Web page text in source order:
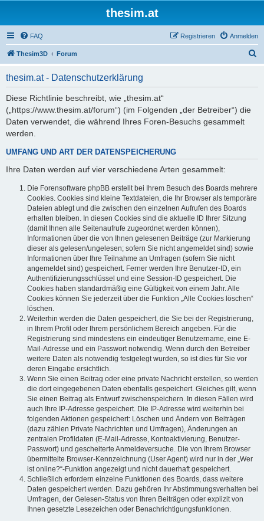
thesim.at
FAQ Anmelden
Registrieren
Thesim3D Forum
thesim.at - Datenschutzerklärung
Diese Richtlinie beschreibt, wie „thesim.at“
(„https://www.thesim.at/forum“) (im Folgenden „der Betreiber“) die
Daten verwendet, die während Ihres Foren-Besuchs gesammelt
werden.
UMFANG UND ART DER DATENSPEICHERUNG
Ihre Daten werden auf vier verschiedene Arten gesammelt:
Die Forensoftware phpBB erstellt bei Ihrem Besuch des Boards mehrere
Cookies. Cookies sind kleine Textdateien, die Ihr Browser als temporäre
Dateien ablegt und die zwischen den einzelnen Aufrufen des Boards
erhalten bleiben. In diesen Cookies sind die aktuelle ID Ihrer Sitzung
(damit Ihnen alle Seitenaufrufe zugeordnet werden können),
Informationen über die von Ihnen gelesenen Beiträge (zur Markierung
dieser als gelesen/ungelesen; sofern Sie nicht angemeldet sind) sowie
Informationen über Ihre Teilnahme an Umfragen (sofern Sie nicht
angemeldet sind) gespeichert. Ferner werden Ihre Benutzer-ID, ein
Authentifizierungsschlüssel und eine Session-ID gespeichert. Die
Cookies haben standardmäßig eine Gültigkeit von einem Jahr. Alle
Cookies können Sie jederzeit über die Funktion „Alle Cookies löschen“
löschen.
Weiterhin werden die Daten gespeichert, die Sie bei der Registrierung,
in Ihrem Profil oder Ihrem persönlichem Bereich angeben. Für die
Registrierung sind mindestens ein eindeutiger Benutzername, eine E-
Mail-Adresse und ein Passwort notwendig. Wenn durch den Betreiber
weitere Daten als notwendig festgelegt wurden, so ist dies für Sie vor
deren Eingabe ersichtlich.
Wenn Sie einen Beitrag oder eine private Nachricht erstellen, so werden
die dort eingegebenen Daten ebenfalls gespeichert. Gleiches gilt, wenn
Sie einen Beitrag als Entwurf zwischenspeichern. In diesen Fällen wird
auch Ihre IP-Adresse gespeichert. Die IP-Adresse wird weiterhin bei
folgenden Aktionen gespeichert: Löschen und Ändern von Beiträgen
(dazu zählen Private Nachrichten und Umfragen), Änderungen an
zentralen Profildaten (E-Mail-Adresse, Kontoaktivierung, Benutzer-
Passwort) und gescheiterte Anmeldeversuche. Die von Ihrem Browser
übermittelte Browser-Kennzeichnung (User Agent) wird nur in der „Wer
ist online?“-Funktion angezeigt und nicht dauerhaft gespeichert.
Schließlich erfordern einzelne Funktionen des Boards, dass weitere
Daten gespeichert werden. Dazu gehören Ihr Abstimmungsverhalten bei
Umfragen, der Gelesen-Status von Ihren Beiträgen oder explizit von
Ihnen gesetzte Lesezeichen oder Benachrichtigungsfunktionen.